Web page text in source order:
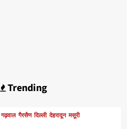
Trending
गढ़वाल गैरसैण दिल्ली देहरादून मसूरी